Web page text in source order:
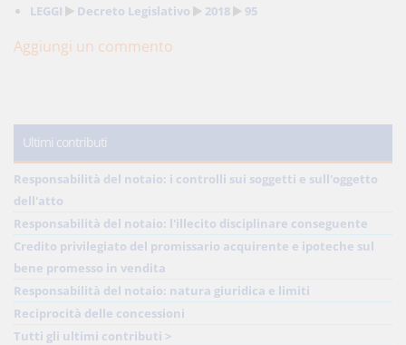
LEGGI Decreto Legislativo 2018 95
Aggiungi un commento
Ultimi contributi
Responsabilità del notaio: i controlli sui soggetti e sull'oggetto
dell'atto
Responsabilità del notaio: l'illecito disciplinare conseguente
Credito privilegiato del promissario acquirente e ipoteche sul
bene promesso in vendita
Responsabilità del notaio: natura giuridica e limiti
Reciprocità delle concessioni
Tutti gli ultimi contributi >